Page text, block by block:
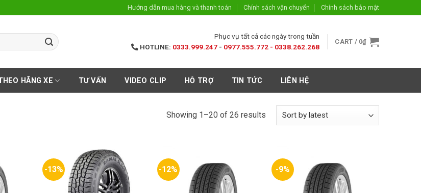
Hướng dẫn mua hàng và thanh toán Chính sách vận chuyển Chính sách bảo mật
Phục vụ tất cả các ngày trong tuần
HOTLINE: 0333.999.247 - 0977.555.772 - 0338.262.268
CART / 0₫
HÃNG XE TƯ VẤN VIDEO CLIP HỖ TRỢ TIN TỨC LIÊN HỆ
Showing 1–20 of 26 results
-13% -12% -9%